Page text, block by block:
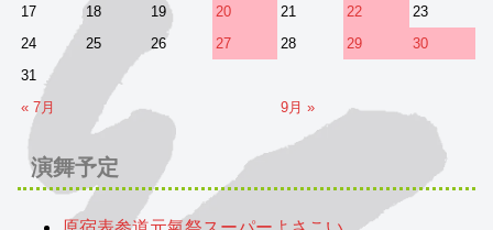
17
18 19 20 21 22
23
24
25 26 27 28 29
30
31
« 7月
9月 »
演舞予定